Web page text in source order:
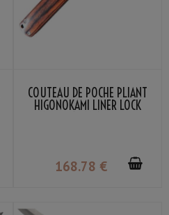
COUTEAU DE POCHE PLIANT
HIGONOKAMI LINER LOCK
168.78 €